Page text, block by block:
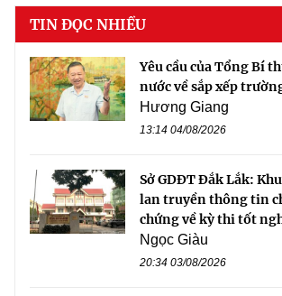
TIN ĐỌC NHIỀU
Yêu cầu của Tổng Bí
nước về sắp xếp
Hương Giang
13:14 04/08/2026
Sở GDĐT Đắk Lắk:
lan truyền thông tin
chứng về kỳ thi tốt
Ngọc Giàu
20:34 03/08/2026